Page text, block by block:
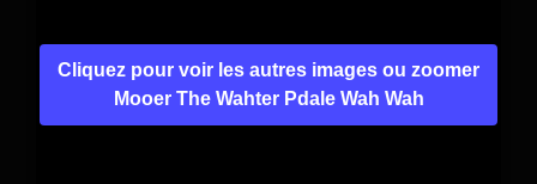
Cliquez pour voir les autres images ou zoomer
Mooer The Wahter Pdale Wah Wah